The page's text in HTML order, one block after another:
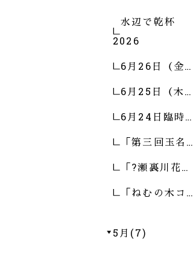
水辺で乾杯
2026
6月26日（金…
6月25日（木…
6月24日臨時…
「第三回玉名…
「?瀬裏川花…
「ねむの木コ…
5月(7)